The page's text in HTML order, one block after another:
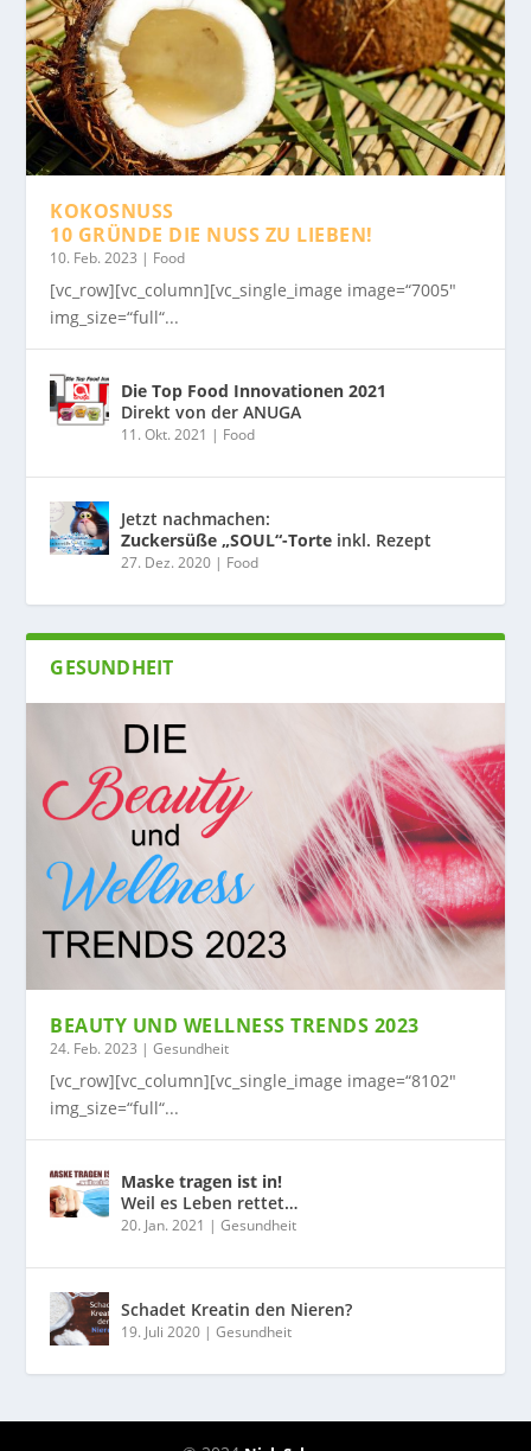
KOKOSNUSS
10 GRÜNDE DIE NUSS ZU LIEBEN!
10. Feb. 2023 | Food
[vc_row][vc_column][vc_single_image image=“7005″
img_size=“full“...
Die Top Food Innovationen 2021
Direkt von der ANUGA
11. Okt. 2021 | Food
Jetzt nachmachen:
Zuckersüße „SOUL“-Torte inkl. Rezept
27. Dez. 2020 | Food
GESUNDHEIT
BEAUTY UND WELLNESS TRENDS 2023
24. Feb. 2023 |Gesundheit
[vc_row][vc_column][vc_single_image image=“8102″
img_size=“full“...
Maske tragen ist in!
Weil es Leben rettet…
20. Jan. 2021 |Gesundheit
Schadet Kreatin den Nieren?
19. Juli 2020 |Gesundheit